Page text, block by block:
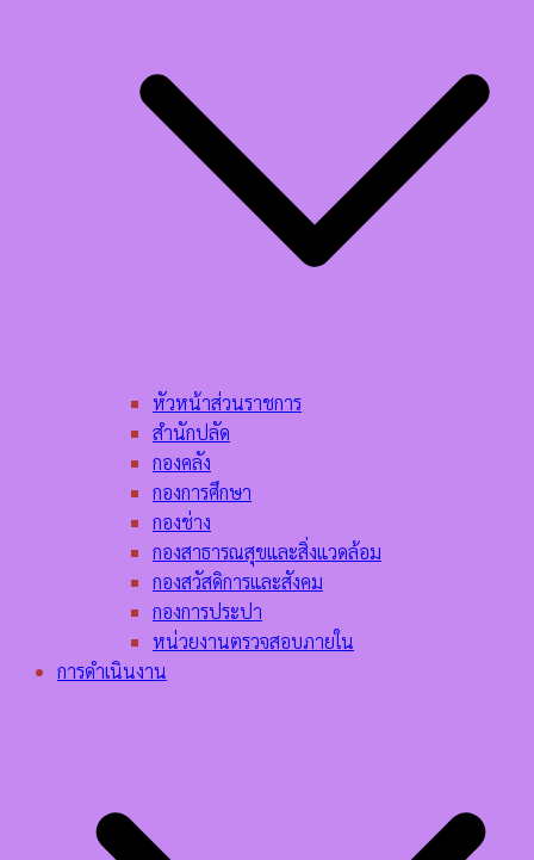
หัวหน้าส่วนราชการ
สำนักปลัด
กองคลัง
กองการศึกษา
กองช่าง
กองสาธารณสุขและสิ่งแวดล้อม
กองสวัสดิการและสังคม
กองการประปา
หน่วยงานตรวจสอบภายใน
การดำเนินงาน